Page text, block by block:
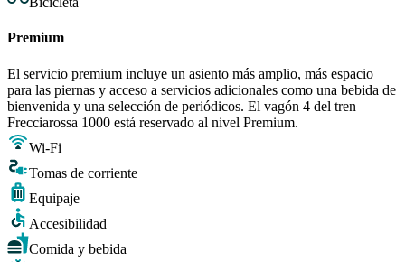
Premium
El servicio premium incluye un asiento más amplio, más espacio
para las piernas y acceso a servicios adicionales como una bebida de
bienvenida y una selección de periódicos. El vagón 4 del tren
Frecciarossa 1000 está reservado al nivel Premium.
Wi-Fi
Tomas de corriente
Equipaje
Accesibilidad
Comida y bebida